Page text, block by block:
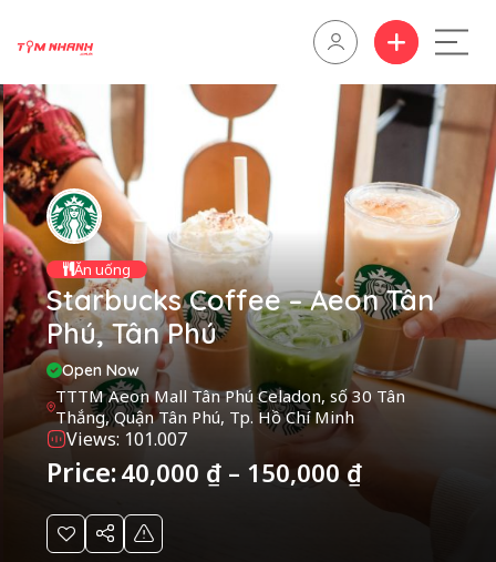
Ăn uống
Starbucks Coffee – Aeon Tân
Phú, Tân Phú
Open Now
TTTM Aeon Mall Tân Phú Celadon, số 30 Tân
Thắng, Quận Tân Phú, Tp. Hồ Chí Minh
Views: 101.007
Price:40,000 ₫ – 150,000 ₫